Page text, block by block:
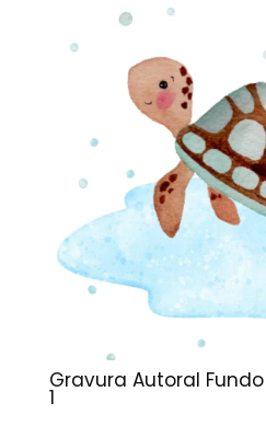
Gravura Autoral
1